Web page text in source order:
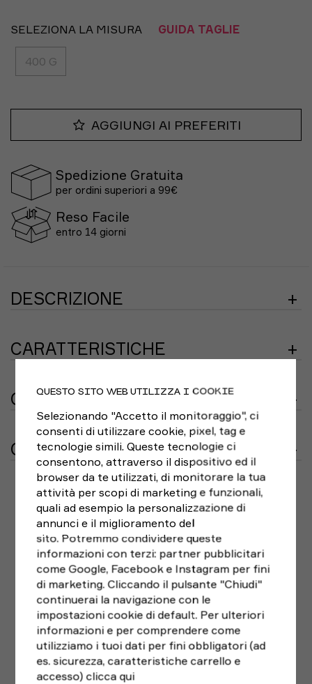
SELEZIONA LA MISURA GUIDA TAGLIE
400 G
AGGIUNGI AI PREFERITI
Spedizione Gratuita
per ordini superiori a 99€
Reso Facile
entro 14 giorni
DESCRIZIONE
attività cicliche, di alta intensità e breve durata (per
dosi di 3 g al giorno).Creatina Enervitper soggetti
intensa, soprattutto per gli sportivi
Consigliamo di assumere 1 misurino al giorno (circa 3,4
g di creatina monoidrata, corrispondenti a 3 g di
creatina anidra). Aggiungere la quantità desiderata di
prodotto ad acqua (mezzo bicchiere), altre bevande,
latte o yogurt e consumare entro alcuni minuti dalla
preparazione.
INGREDIENTI
Creatina monoidrata. Può contenere tracce di cereali
contenenti glutine, uova, soia, latte, sesamo, frutta a
guscio.
Barattolo 400g
Il prodotto va utilizzato nell’ambito di una dieta variata
ed equilibrata e uno stile di vita sano. Non superare le
quantità di assunzione consigliate. Non raccomandato
in gravidanza e per bambini o comunque per periodi
prolungati senza sentire il parere del medico.
CARATTERISTICHE
Brand: Enervit
Genere:Uomo
Sport:Integratori Alimentari
GUIDA TAGLIE
Nessuna guida taglie disponibile per questo prodotto.
CONSEGNA E RESI
Consegna in 2/3 giorni lavoratividalla conferma
dell’ordine, ad eccezione di Calabria, Sicilia e Sardegna
che potrebbero richiedere tempistiche diverse.
La spedizione è gratuita per acquisti superiori a €
per ordini inferiori il costo della spedizione
standard è di € 5,90.
Se hai cambiato idea e non sei pienamente soddisfatto
del tuo acquisto,puoi sempre restituirlo entro 14
giornidalla ricezione, seguendo le indicazioni di RESO
FACILE e scegliendo il corriere che preferisci. Le spese
di spedizione del reso sono a carico del cliente.
ALTERNATIVE
QUESTO SITO WEB UTILIZZA I COOKIE
Selezionando "Accetto il monitoraggio", ci
consenti di utilizzare cookie, pixel, tag e
tecnologie simili. Queste tecnologie ci
consentono, attraverso il dispositivo ed il
browser da te utilizzati, di monitorare la tua
attività per scopi di marketing e funzionali,
quali ad esempio la personalizzazione di
annunci e il miglioramento del
sito. Potremmo condividere queste
informazioni con terzi: partner pubblicitari
come Google, Facebook e Instagram per fini
di marketing. Cliccando il pulsante "Chiudi"
continuerai la navigazione con le
impostazioni cookie di default. Per ulteriori
informazioni e per comprendere come
utilizziamo i tuoi dati per fini obbligatori (ad
es. sicurezza, caratteristiche carrello e
accesso)clicca qui